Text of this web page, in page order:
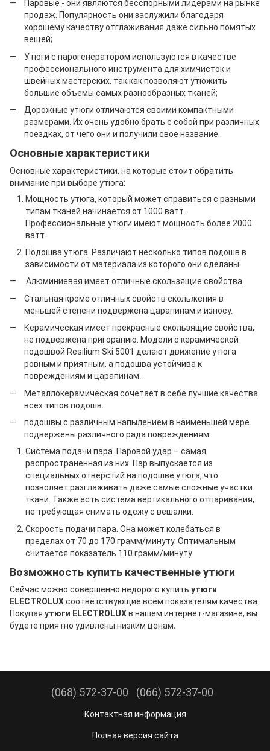
Паровые - они являются бесспорными лидерами на рынке
продаж. Популярность они заслужили благодаря
хорошему качеству отглаживания даже сильно помятых
вещей;
Утюги с парогенератором используются в качестве
профессионального инструмента для химчисток и
швейных мастерских, так как позволяют утюжить
большие объемы самых разнообразных тканей;
Дорожные утюги отличаются своими компактными
размерами. Их очень удобно брать с собой при различных
поездках, от чего они и получили свое название.
Основные характеристики
Основные характеристики, на которые стоит обратить
внимание при выборе утюга:
Мощность утюга, который может справиться с разными
типам тканей начинается от 1000 ватт.
Профессиональные утюги имеют мощность более 2000
ватт.
Подошва утюга. Различают несколько типов подошв в
зависимости от материала из которого они сделаны:
Алюминиевая имеет отличные скользящие свойства.
Стальная кроме отличных свойств скольжения в
меньшей степени подвержена царапинам и износу.
Керамическая имеет прекрасные скользящие свойства,
не подвержена пригоранию. Модели с керамической
подошвой Resilium Ski 5001 делают движение утюга
ровным и приятным, а подошва устойчива к
повреждениям и царапинам.
Металлокерамическая сочетает в себе лучшие качества
всех типов подошв.
подошвы с различным напылением в наименьшей мере
подвержены различного рада повреждениям.
Система подачи пара. Паровой удар – самая
распространенная из них. Пар выпускается из
специальных отверстий на подошве утюга, что
позволяет разглаживать даже самые сложные участки
ткани. Также есть система вертикального отпаривания,
не требующая снимать одежу с вешалки.
Скорость подачи пара. Она может колебаться в
пределах от 70 до 170 грамм/минуту. Оптимальным
считается показатель 110 грамм/минуту.
Возможность купить качественные утюги
Сейчас можно совершенно недорого купить утюги
ELECTROLUXсоответствующие всем показателям качества.
Покупая утюги ELECTROLUXв нашем интернет-магазине, вы
будете приятно удивлены низким ценам.
(068) 572-37-00 (066) 572-37-00
Контактная информация
Полная версия сайта